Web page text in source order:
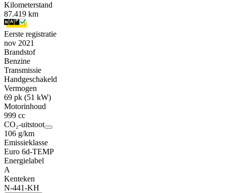
Kilometerstand
87.419 km
Eerste registratie
nov 2021
Brandstof
Benzine
Transmissie
Handgeschakeld
Vermogen
69 pk (51 kW)
Motorinhoud
999 cc
CO₂-uitstoot
106 g/km
Emissieklasse
Euro 6d-TEMP
Energielabel
A
Kenteken
N-441-KH